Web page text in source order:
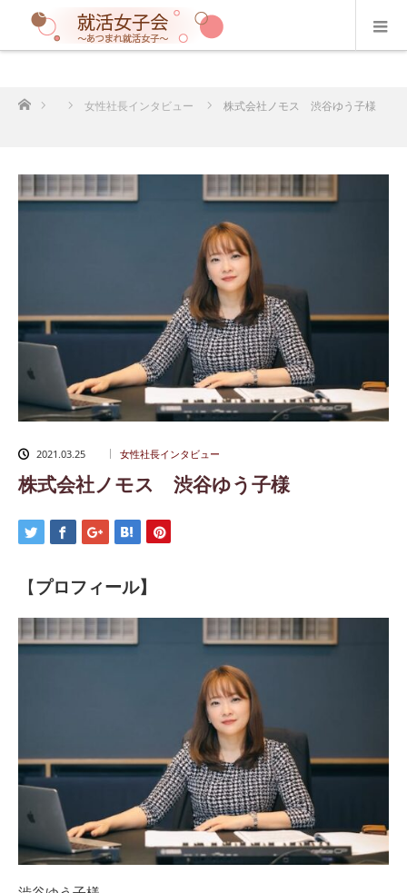
ホーム 女性社長インタビュー 株式会社ノモス 渋谷ゆう子様
2021.03.25 女性社長インタビュー
株式会社ノモス 渋谷ゆう子様
【プロフィール】